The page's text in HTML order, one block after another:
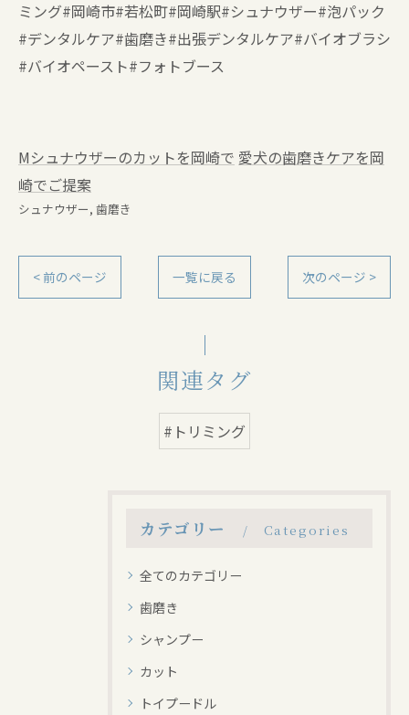
ミング#岡崎市#若松町#岡崎駅#シュナウザー#泡パック
#デンタルケア#歯磨き#出張デンタルケア#バイオブラシ
#バイオペースト#フォトブース
Mシュナウザーのカットを岡崎で 愛犬の歯磨きケアを岡
崎でご提案
シュナウザー 歯磨き
< 前のページ 一覧に戻る 次のページ >
関連タグ
#トリミング
カテゴリー Categories
全てのカテゴリー
歯磨き
シャンプー
カット
トイプードル